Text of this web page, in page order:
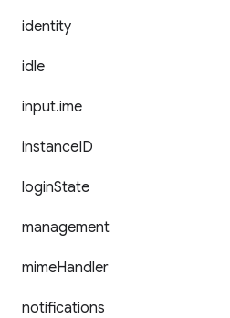
identity
idle
input.ime
instanceID
loginState
management
mimeHandler
notifications